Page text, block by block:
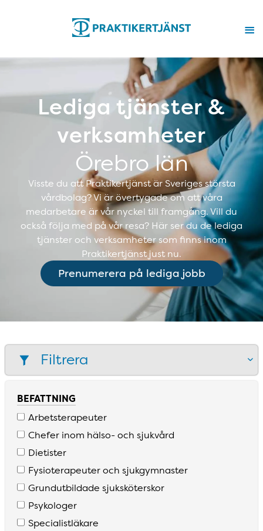
Lediga tjänster &
verksamheter
Örebro län
Visste du att Praktikertjänst är Sveriges största
vårdbolag? Vi är övertygade om att våra
medarbetare är vår nyckel till framgång. Vill du
också följa med på vår resa? Här ser du de lediga
tjänster och verksamheter som finns inom
Praktikertjänst just nu.
Prenumerera på lediga jobb
Filtrera
BEFATTNING
Arbetsterapeuter
Chefer inom hälso­- och sjukvård
Dietister
Fysioterapeuter och sjukgymnaster
Grundutbildade sjuksköterskor
Psykologer
Specialistläkare